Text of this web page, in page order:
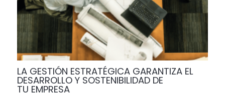
LA GESTIÓN ESTRATÉGICA GARANTIZA EL
DESARROLLO Y SOSTENIBILIDAD DE
TU EMPRESA